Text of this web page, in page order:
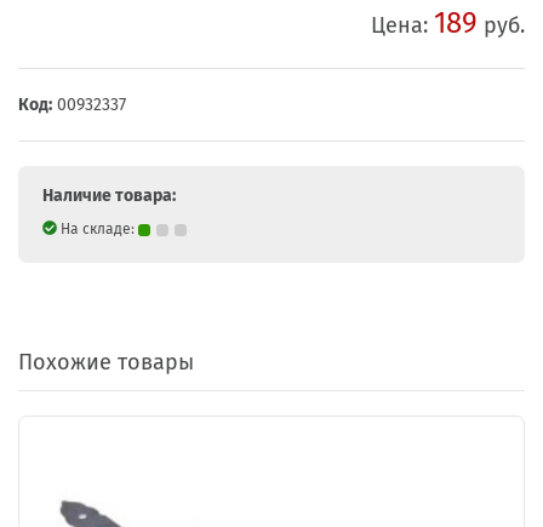
Цена: 189 руб.
Код: 00932337
Наличие товара:
На складе:
Похожие товары